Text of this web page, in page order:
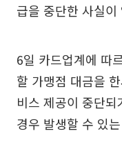
급을 중단한 사실
6일 카드업계에 따
할 가맹점 대금을
비스 제공이 중단
경우 발생할 수 있